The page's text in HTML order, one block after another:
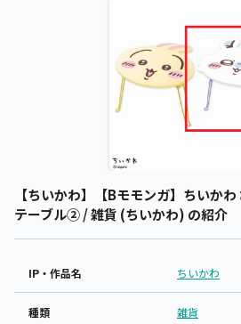
【ちいかわ】【Bモモンガ】ちいか
テーブル② / 雑貨 (ちいかわ) の紹介
IP・作品名 ちいかわ
種類 雑貨